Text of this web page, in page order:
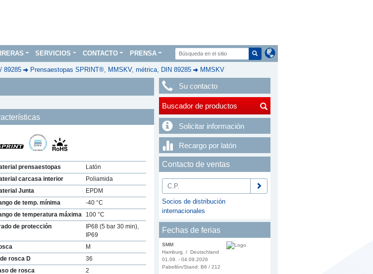
SERVICIOS CONTACTO PRENSA
89285 Prensaestopas SPRINT®, MMSKV, métrica, DIN 89285 MMSKV
prensaestopas
Latón
carcasa interior
Poliamida
Junta
EPDM
de temp. mínima
-40 °C
de temperatura máxima
100 °C
de protección
IP68 (5 bar 30 min),
IP69
M
rosca D
36
de rosca
2
Su contacto
Buscador de productos
Solicitar información
Recargo por latón
Contacto de ventas
Socios de distribución
internacionales
Fechas de ferias
SMM
Hamburg / Deutschland
01.09. - 04.09.2026
Pabellón/Stand: B6 / 212